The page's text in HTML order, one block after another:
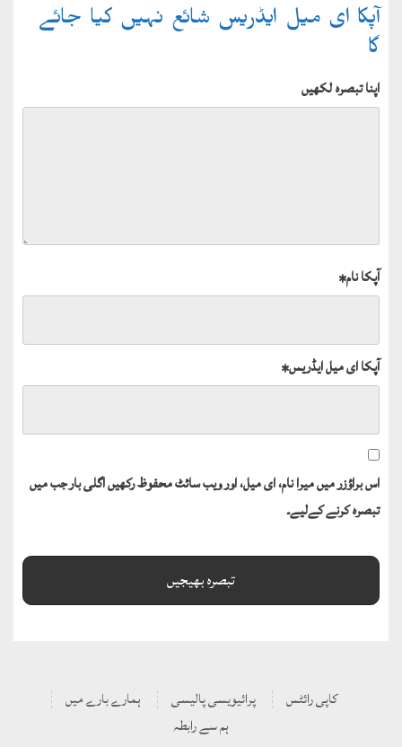
آپکا ای میل ایڈریس شائع نہیں کیا جائے
گا
اپنا تبصرہ لکھیں
آپکا نام*
آپکا ای میل ایڈریس*
اس براؤزر میں میرا نام، ای میل، اور ویب سائٹ محفوظ رکھیں اگلی بار جب میں
تبصرہ کرنے کےلیے۔
کاپی رائٹس پرائیویسی پالیسی
ہمارے بارے میں
ہم سے رابطہ